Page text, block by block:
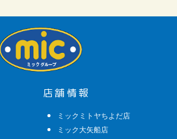
ミックグループ店舗情報
ミックミトヤちよだ店
ミック大矢船店